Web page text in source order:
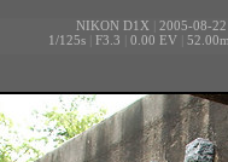
NIKON D1X
2005-08-
1/125s| F3.3 0.00 EV|